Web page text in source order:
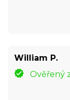
William P.
Ověřený